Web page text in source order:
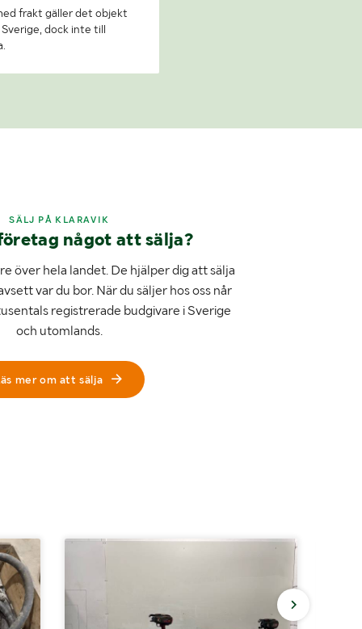
frakt gäller det objekt
dock inte till
SÄLJ PÅ KLARAVIK
något att sälja?
över hela landet. De hjälper dig att sälja
var du bor. När du säljer hos oss når
registrerade budgivare i Sverige
och utomlands.
mer om att sälja